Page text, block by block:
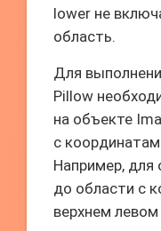
lower не
область.
Для
Pillow
на объекте
с
Например, для
до области с
верхнем